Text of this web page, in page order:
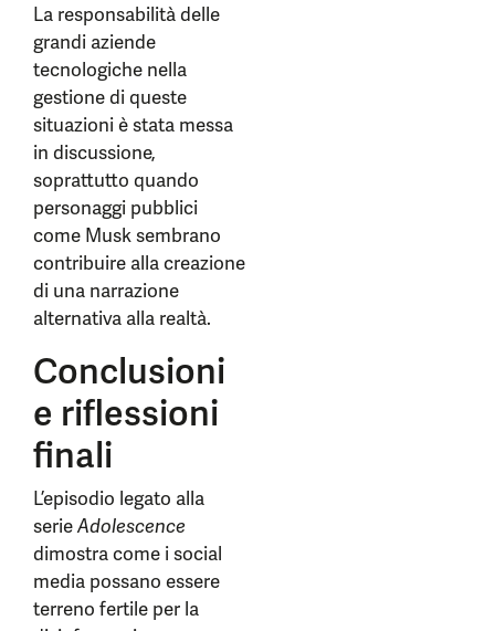
La responsabilità delle
grandi aziende
tecnologiche nella
gestione di queste
situazioni è stata messa
in discussione,
soprattutto quando
personaggi pubblici
come Musk sembrano
contribuire alla creazione
di una narrazione
alternativa alla realtà.
Conclusioni
e riflessioni
finali
L’episodio legato alla
serieAdolescence
dimostra come i social
media possano essere
terreno fertile per la